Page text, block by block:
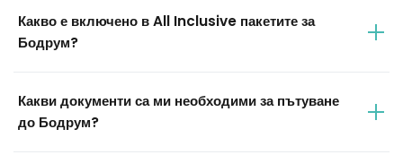
Какво е включено в All Inclusive пакетите за
Бодрум?
Какви документи са ми необходими за пътуване
до Бодрум?